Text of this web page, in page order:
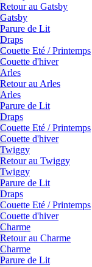
Retour au Gatsby
Gatsby
Parure de Lit
Draps
Couette Eté / Printemps
Couette d'hiver
Arles
Retour au Arles
Arles
Parure de Lit
Draps
Couette Eté / Printemps
Couette d'hiver
Twiggy
Retour au Twiggy
Twiggy
Parure de Lit
Draps
Couette Eté / Printemps
Couette d'hiver
Charme
Retour au Charme
Charme
Parure de Lit